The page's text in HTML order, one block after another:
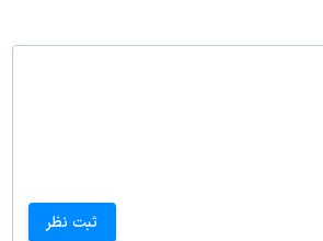
ثبت نظر